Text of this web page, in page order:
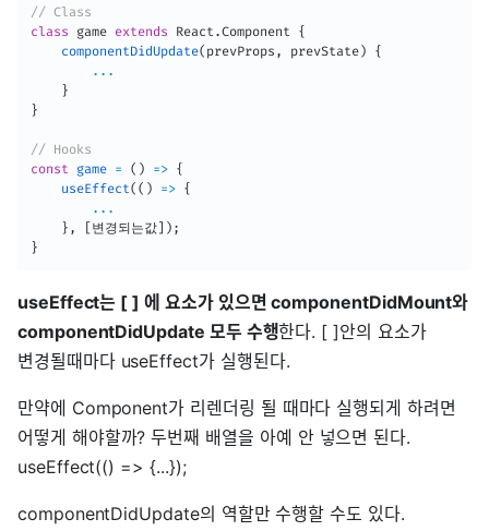
// Class
class
game extends React .Component
{
componentDidUpdate( prevProps , prevState )
{
...
}
}
// Hooks
const
game = ( ) => {
useEffect( ( ) => {
...
} , 변경되는값 ) ;
}
useEffect는 [ ] 에 요소가 있으면 componentDidMount와
componentDidUpdate 모두 수행한다. [ ]안의 요소가
변경될때마다 useEffect가 실행된다.
만약에 Component가 리렌더링 될 때마다 실행되게 하려면
어떻게 해야할까? 두번째 배열을 아예 안 넣으면 된다.
useEffect(() => {...});
componentDidUpdate의 역할만 수행할 수도 있다.